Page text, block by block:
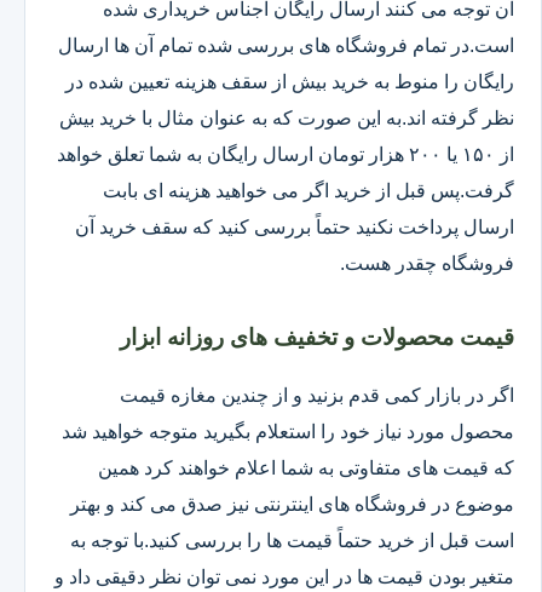
آن توجه می کنند ارسال رایگان اجناس خریداری شده
است.در تمام فروشگاه های بررسی شده تمام آن ها ارسال
رایگان را منوط به خرید بیش از سقف هزینه تعیین شده در
نظر گرفته اند.به این صورت که به عنوان مثال با خرید بیش
از ۱۵۰ یا ۲۰۰ هزار تومان ارسال رایگان به شما تعلق خواهد
گرفت.پس قبل از خرید اگر می خواهید هزینه ای بابت
ارسال پرداخت نکنید حتماً بررسی کنید که سقف خرید آن
فروشگاه چقدر هست.
قیمت محصولات و تخفیف های روزانه ابزار
اگر در بازار کمی قدم بزنید و از چندین مغازه قیمت
محصول مورد نیاز خود را استعلام بگیرید متوجه خواهید شد
که قیمت های متفاوتی به شما اعلام خواهند کرد همین
موضوع در فروشگاه های اینترنتی نیز صدق می کند و بهتر
است قبل از خرید حتماً قیمت ها را بررسی کنید.با توجه به
متغیر بودن قیمت ها در این مورد نمی توان نظر دقیقی داد و